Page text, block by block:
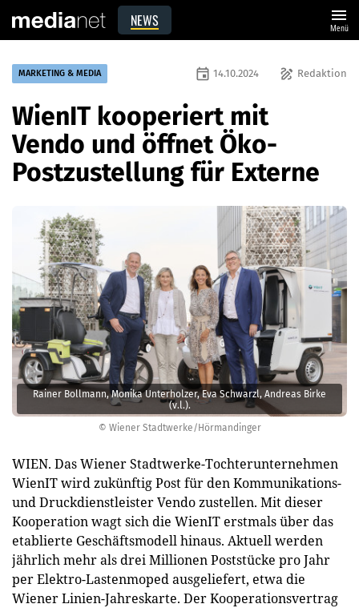
NEWS menu
Menü
© Wiener Stadtwerke/Hörmandinger
Rainer Bollmann, Monika Unterholzer, Eva Schwarzl, Andreas Birke
(v.l.).
MARKETING & MEDIA draw Redaktion
event 14.10.2024
WienIT kooperiert mit
Vendo und öffnet Öko-
Postzustellung für Externe
WIEN. Das Wiener Stadtwerke-Tochterunternehmen
WienIT wird zukünftig Post für den Kommunikations-
und Druckdienstleister Vendo zustellen. Mit dieser
Kooperation wagt sich die WienIT erstmals über das
etablierte Geschäftsmodell hinaus. Aktuell werden
jährlich mehr als drei Millionen Poststücke pro Jahr
per Elektro-Lastenmoped ausgeliefert, etwa die
Wiener Linien-Jahreskarte. Der Kooperationsvertrag